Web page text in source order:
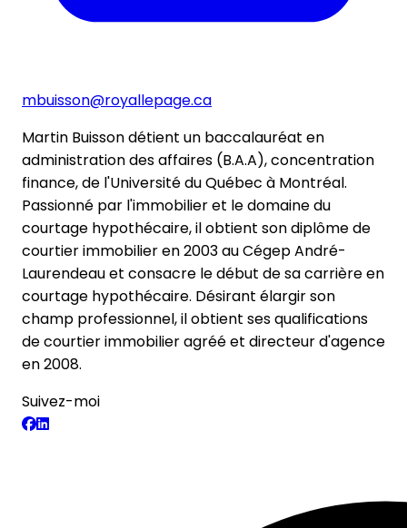
mbuisson@royallepage.ca
Martin Buisson détient un baccalauréat en
administration des affaires (B.A.A), concentration
finance, de l'Université du Québec à Montréal.
Passionné par l'immobilier et le domaine du
courtage hypothécaire, il obtient son diplôme de
courtier immobilier en 2003 au Cégep André-
Laurendeau et consacre le début de sa carrière en
courtage hypothécaire. Désirant élargir son
champ professionnel, il obtient ses qualifications
de courtier immobilier agréé et directeur d'agence
en 2008.
Suivez-moi